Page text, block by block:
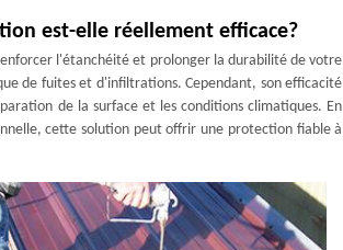
est-elle réellement efficace?
l'étanchéité et prolonger la durabilité de votre
de fuites et d'infiltrations. Cependant, son efficacité
de la surface et les conditions climatiques. En
cette solution peut offrir une protection fiable à